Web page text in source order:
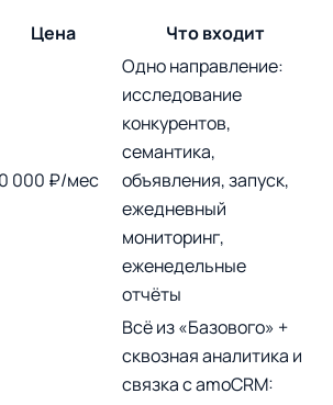
Цена Что входит
000 ₽/мес
Одно направление:
исследование
конкурентов,
семантика,
объявления, запуск,
ежедневный
мониторинг,
еженедельные
отчёты
Всё из «Базового» +
сквозная аналитика и
связка с amoCRM: